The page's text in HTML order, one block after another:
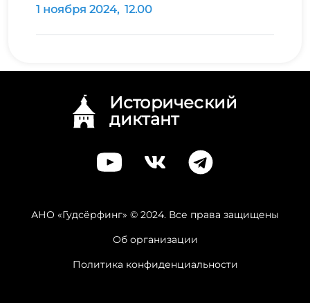
1 ноября 2024, 12.00
Исторический
диктант
АНО «Гудсёрфинг» © 2024. Все права защищены
Об организации
Политика конфиденциальности